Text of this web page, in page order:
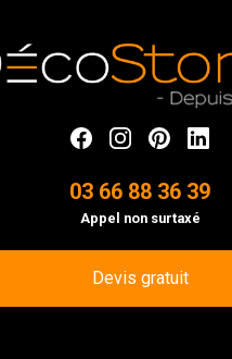
03 66 88 36 39
Appel non surtaxé
Devis gratuit